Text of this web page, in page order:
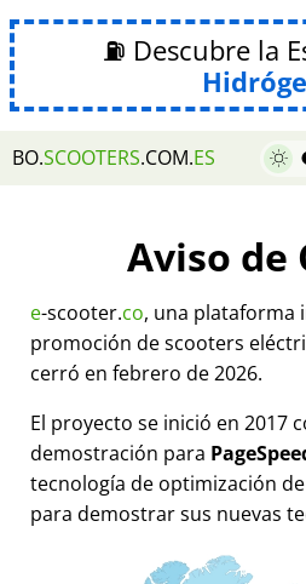
⛽ Descubre la
BO.SCOOTERS.COM.ES
Aviso de
e-scooter.co, una plataforma
promoción de scooters
cerró en febrero de 2026.
El proyecto se inició en 2017
demostración para
tecnología de optimización
para demostrar sus nuevas